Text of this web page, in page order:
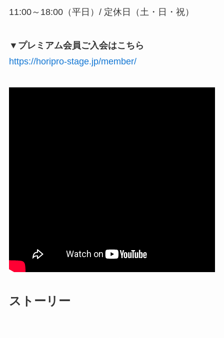
11:00～18:00（平日）/ 定休日（土・日・祝）
▼プレミアム会員ご入会はこちら
https://horipro-stage.jp/member/
ストーリー